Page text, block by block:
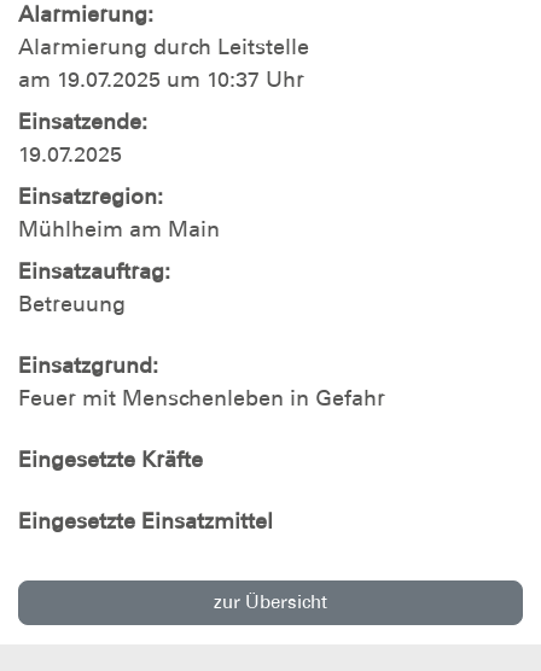
Alarmierung:
Alarmierung durch Leitstelle
am 19.07.2025 um 10:37 Uhr
Einsatzende:
19.07.2025
Einsatzregion:
Mühlheim am Main
Einsatzauftrag:
Betreuung
Einsatzgrund:
Feuer mit Menschenleben in Gefahr
Eingesetzte Kräfte
Eingesetzte Einsatzmittel
zur Übersicht